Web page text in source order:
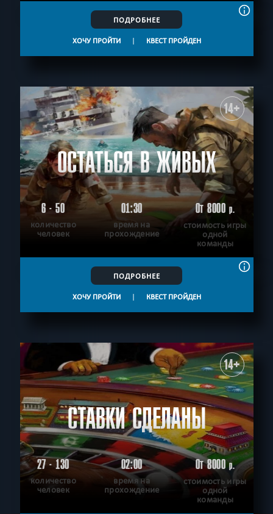
ПОДРОБНЕЕ
ХОЧУ ПРОЙТИ | КВЕСТ ПРОЙДЕН
14+
ОСТАТЬСЯ В ЖИВЫХ
6 - 50
количество
человек
01:30
время на
прохождение
От 8000р.
стоимость игры
одной
команды
ПОДРОБНЕЕ
ХОЧУ ПРОЙТИ | КВЕСТ ПРОЙДЕН
14+
СТАВКИ СДЕЛАНЫ
27 - 130
количество
человек
02:00
время на
прохождение
От 8000р.
стоимость игры
одной
команды